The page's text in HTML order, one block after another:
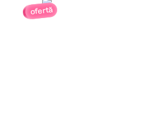
ofertă